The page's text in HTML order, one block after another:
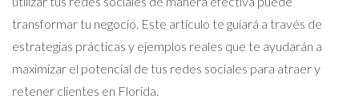
transformar tu negocio. Este artículo te guiará a través de
estrategias prácticas y ejemplos reales que te ayudarán a
maximizar el potencial de tus redes sociales para atraer y
retener clientes en Florida.